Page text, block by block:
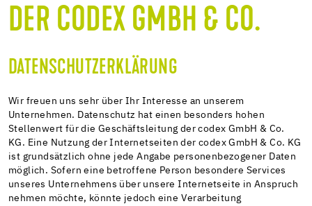
DER CODEX GMBH & CO.
DATENSCHUTZERKLÄRUNG
Wir freuen uns sehr über Ihr Interesse an unserem
Unternehmen. Datenschutz hat einen besonders hohen
Stellenwert für die Geschäftsleitung der codex GmbH & Co.
KG. Eine Nutzung der Internetseiten der codex GmbH & Co. KG
ist grundsätzlich ohne jede Angabe personenbezogener Daten
möglich. Sofern eine betroffene Person besondere Services
unseres Unternehmens über unsere Internetseite in Anspruch
nehmen möchte, könnte jedoch eine Verarbeitung